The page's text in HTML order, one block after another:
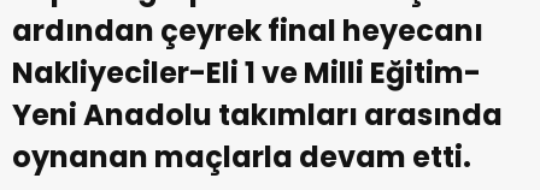
ardından çeyrek final heyecanı
Nakliyeciler-Eli 1 ve Milli Eğitim-
Yeni Anadolu takımları arasında
oynanan maçlarla devam etti.